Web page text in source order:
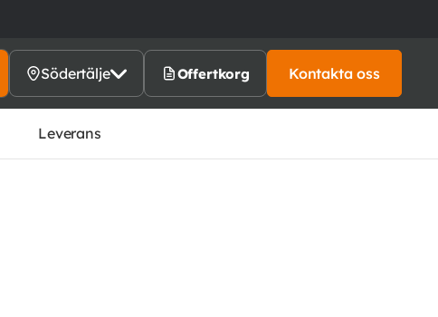
Södertälje Offertkorg Kontakta oss
Leverans